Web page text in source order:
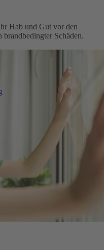
Hab und Gut vor den
brandbedingter Schäden.